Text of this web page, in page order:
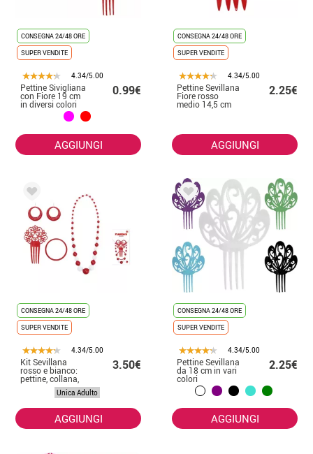
CONSEGNA 24/48 ORE
SUPER VENDITE
4.34/5.00
Pettine Sivigliana
con Fiore 19 cm
in diversi colori
0.99€
AGGIUNGI
CONSEGNA 24/48 ORE
SUPER VENDITE
4.34/5.00
Pettine Sevillana
Fiore rosso
medio 14,5 cm
2.25€
AGGIUNGI
CONSEGNA 24/48 ORE
SUPER VENDITE
4.34/5.00
Kit Sevillana
rosso e bianco:
pettine, collana,
orecchini e
braccialetto
3.50€
Unica Adulto
AGGIUNGI
CONSEGNA 24/48 ORE
SUPER VENDITE
4.34/5.00
Pettine Sevillana
da 18 cm in vari
colori
2.25€
AGGIUNGI